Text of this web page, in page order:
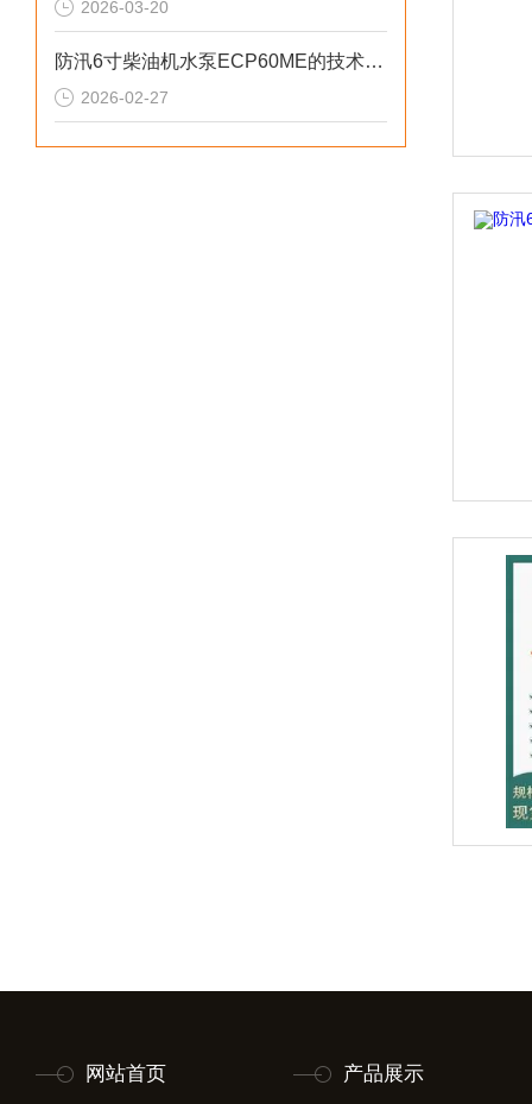
2026-03-20
防汛6寸柴油机水泵ECP60ME的技术参数
2026-02-27
网站首页 产品展示